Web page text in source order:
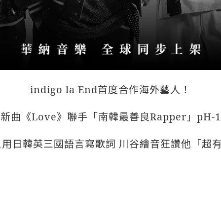
indigo la End首度合作海外藝人！
新曲《Love》聯手「南韓最善良Rapper」pH-1
日韓英三國語言寫歌詞 川谷繪音狂讚他「超